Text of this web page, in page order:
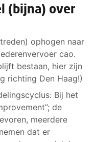
(bijna) over
ophogen naar
cao.
bestaan, hier zijn
richting Den Haag!)
Bij het
de
meerdere
dat er